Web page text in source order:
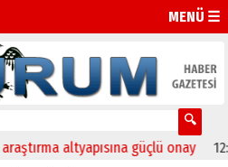
MENÜ ☰
altyapısına güçlü onay 12:04